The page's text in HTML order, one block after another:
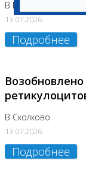
В Бутово
13.07.2026
Подробнее
В Сколково
13.07.2026
Подробнее